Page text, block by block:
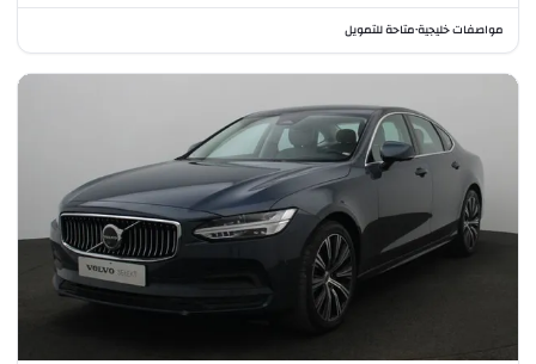
مواصفات خليجية•متاحة للتمويل